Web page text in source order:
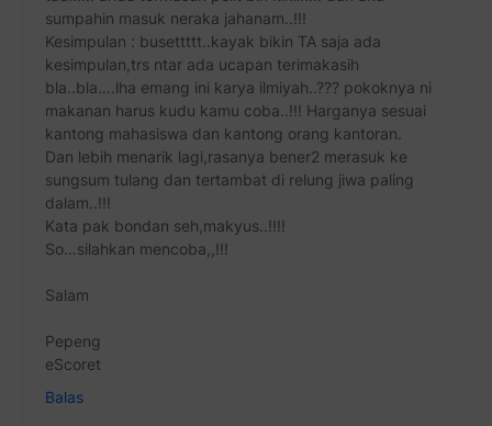
sumpahin masuk neraka jahanam..!!!
Kesimpulan : busettttt..kayak bikin TA saja ada
kesimpulan,trs ntar ada ucapan terimakasih
bla..bla….lha emang ini karya ilmiyah..??? pokoknya ni
makanan harus kudu kamu coba..!!! Harganya sesuai
kantong mahasiswa dan kantong orang kantoran.
Dan lebih menarik lagi,rasanya bener2 merasuk ke
sungsum tulang dan tertambat di relung jiwa paling
dalam..!!!
Kata pak bondan seh,makyus..!!!!
So…silahkan mencoba,,!!!
Salam
Pepeng
eScoret
Balas